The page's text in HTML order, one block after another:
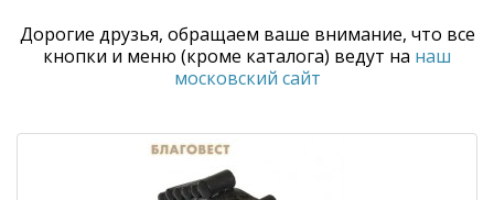
Дорогие друзья, обращаем ваше внимание, что все
кнопки и меню (кроме каталога) ведут на наш
московский сайт